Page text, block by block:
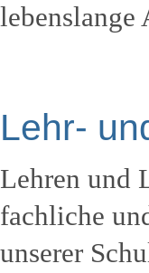
lebenslange
Lehr-
Lehren und
fachliche
unserer